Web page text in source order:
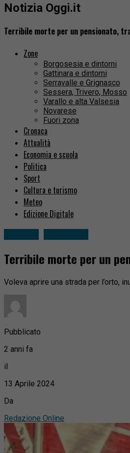
Notizia Oggi.it
Terribile morte per un pensionato,
Zone
Borgosesia e dintorni
Gattinara e dintorni
Serravalle e Grignasco
Sessera, Trivero, Mosso
Varallo e alta Valsesia
Novarese
Fuori zona
Cronaca
Attualità
Economia e scuola
Politica
Sport
Cultura e turismo
Meteo
Edizione Digitale
Terribile morte per un
Voleva aprire una strada per l’orto,
Pubblicato
2 anni fa
il
13 Aprile 2024
Da
Redazione Online